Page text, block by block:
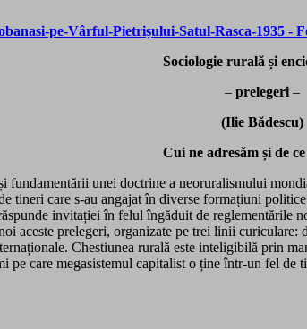
Sociologie rurală și
– prelegeri –
(Ilie Bădescu)
Cui ne adresăm și de
fundamentării unei doctrine a neoruralismului
tineri care s-au angajat în diverse formațiuni
invitației în felul îngăduit de
aceste prelegeri, organizate pe trei linii
Chestiunea rurală este inteligibilă prin
pe care megasistemul capitalist o ține într-un fel